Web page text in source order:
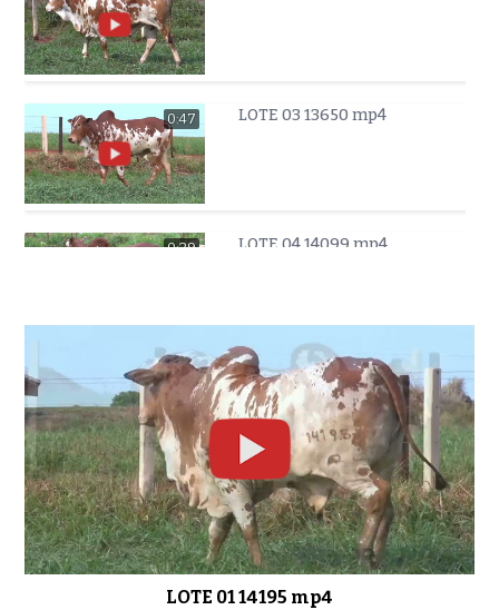
0:47 LOTE 03 13650 mp4
0:39 LOTE 04 14099 mp4
0:46 LOTE 05 14160 mp4
0:37 LOTE 06 14204 mp4
LOTE 01 14195 mp4